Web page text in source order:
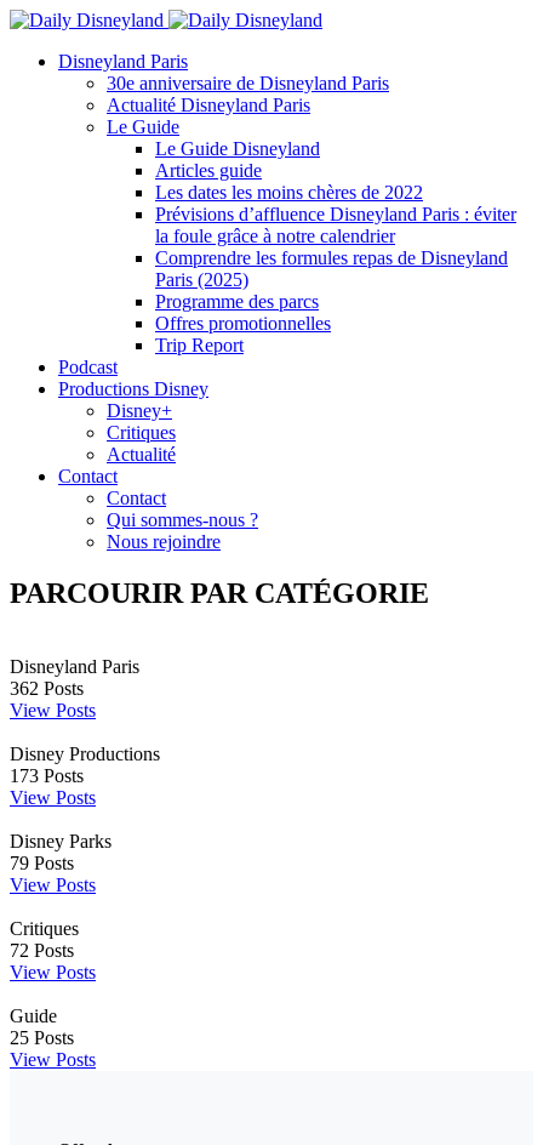
Disneyland Paris
30e anniversaire de Disneyland Paris
Actualité Disneyland Paris
Le Guide
Le Guide Disneyland
Articles guide
Les dates les moins chères de 2022
Prévisions d’affluence Disneyland Paris : éviter
la foule grâce à notre calendrier
Comprendre les formules repas de Disneyland
Paris (2025)
Programme des parcs
Offres promotionnelles
Trip Report
Podcast
Productions Disney
Disney+
Critiques
Actualité
Contact
Contact
Qui sommes-nous ?
Nous rejoindre
PARCOURIR PAR CATÉGORIE
Disneyland Paris
362 Posts
View Posts
Disney Productions
173 Posts
View Posts
Disney Parks
79 Posts
View Posts
Critiques
72 Posts
View Posts
Guide
25 Posts
View Posts